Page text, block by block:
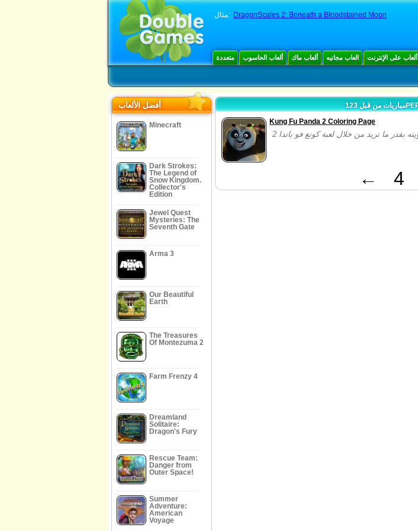
مثال: DragonScales 2: Beneath a Bloodstained Moon
متعددة ألعاب الحاسوب ألعاب ماك العاب مجانيه ألعاب على الإنترنت
أفضل الألعاب
Minecraft
Dark Strokes:
The Legend of
Snow Kingdom.
Collector's
Edition
Jewel Quest
Mysteries: The
Seventh Gate
Arma 3
Our Beautiful
Earth
The Treasures
Of Montezuma 2
Farm Frenzy 4
Dreamland
Solitaire:
Dragon's Fury
Rescue Team:
Danger from
Outer Space!
Summer
Adventure:
American
Voyage
Kung Fu Panda 2 Coloring Page
← 4